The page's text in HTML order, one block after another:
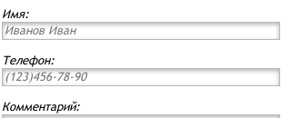
Имя:
Телефон:
Комментарий: